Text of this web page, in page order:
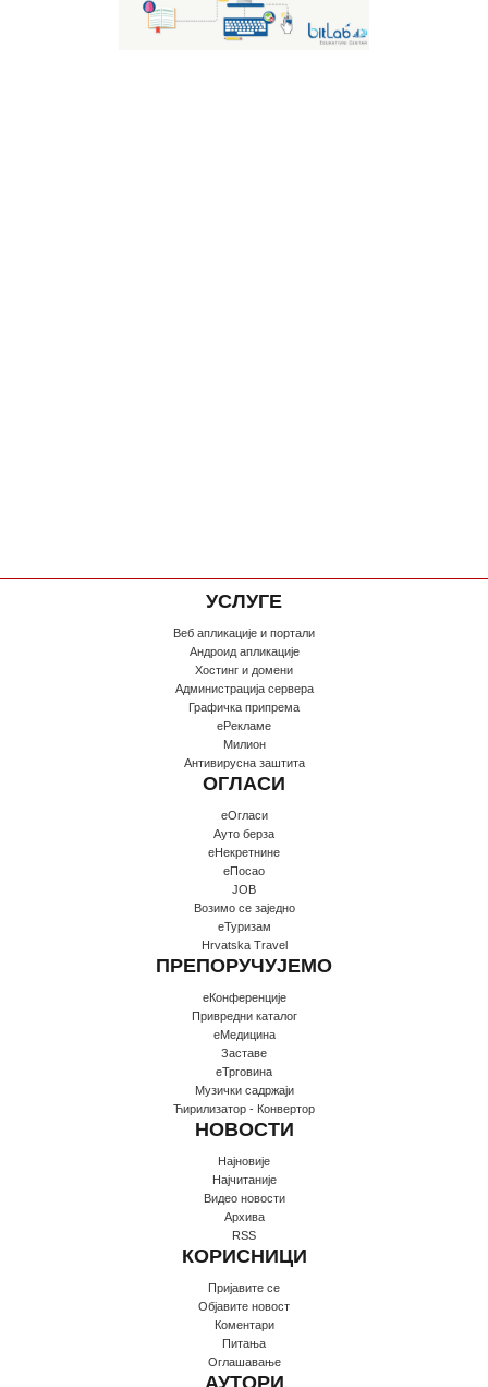
УСЛУГЕ
Веб апликације и портали
Андроид апликације
Хостинг и домени
Администрација сервера
Графичка припрема
еРекламе
Милион
Антивирусна заштита
ОГЛАСИ
еОгласи
Ауто берза
еНекретнине
еПосао
JOB
Возимо се заједно
еТуризам
Hrvatska Travel
ПРЕПОРУЧУЈЕМО
еКонференције
Привредни каталог
еМедицина
Заставе
еТрговина
Музички садржаји
Ћирилизатор - Конвертор
НОВОСТИ
Најновије
Најчитаније
Видео новости
Архива
RSS
КОРИСНИЦИ
Пријавите се
Oбјавите новост
Коментари
Питања
Оглашавање
АУТОРИ